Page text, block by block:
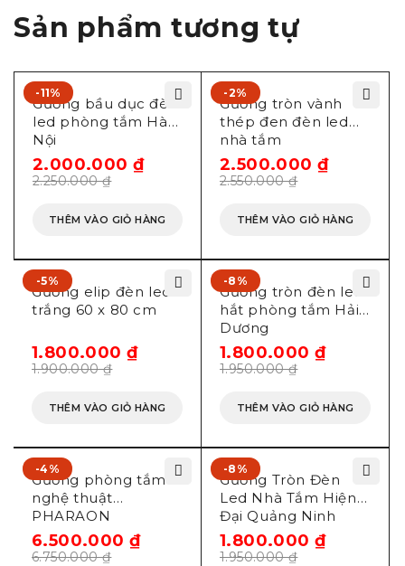
Sản phẩm tương tự
-11%
Gương bầu dục đèn
led phòng tắm Hà
Nội
2.250.000₫
2.000.000₫
THÊM VÀO GIỎ HÀNG
-2%
Gương tròn vành
thép đen đèn led
nhà tắm
2.550.000₫
2.500.000₫
THÊM VÀO GIỎ HÀNG
-5%
Gương elip đèn led
trắng 60 x 80 cm
1.900.000₫
1.800.000₫
THÊM VÀO GIỎ HÀNG
-8%
Gương tròn đèn led
hắt phòng tắm Hải
Dương
1.950.000₫
1.800.000₫
THÊM VÀO GIỎ HÀNG
-4%
Gương phòng tắm
nghệ thuật
PHARAON
6.750.000₫
6.500.000₫
-8%
Gương Tròn Đèn
Led Nhà Tắm Hiện
Đại Quảng Ninh
1.950.000₫
1.800.000₫